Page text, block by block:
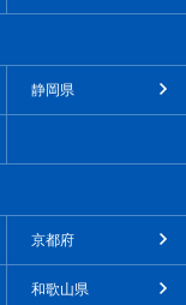
静岡県
京都府
和歌山県